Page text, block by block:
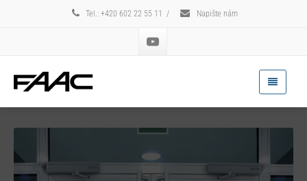
Tel.: +420 602 22 55 11 / Napište nám